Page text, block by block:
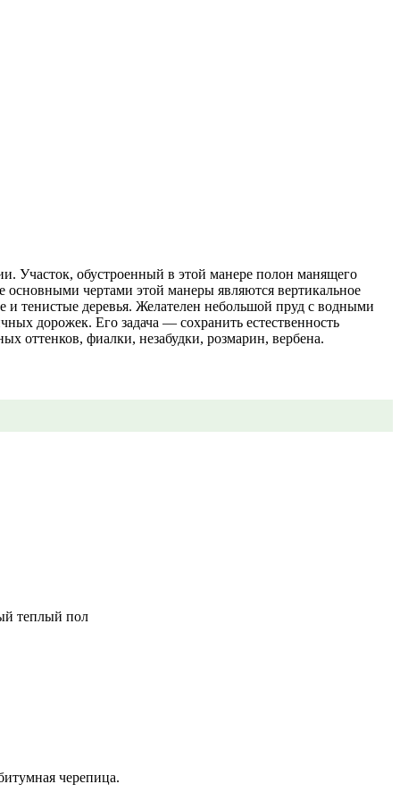
Участок, обустроенный в этой манере полон манящего
основными чертами этой манеры являются вертикальное
и тенистые деревья. Желателен небольшой пруд с водными
дорожек. Его задача — сохранить естественность
оттенков, фиалки, незабудки, розмарин, вербена.
теплый пол
черепица.